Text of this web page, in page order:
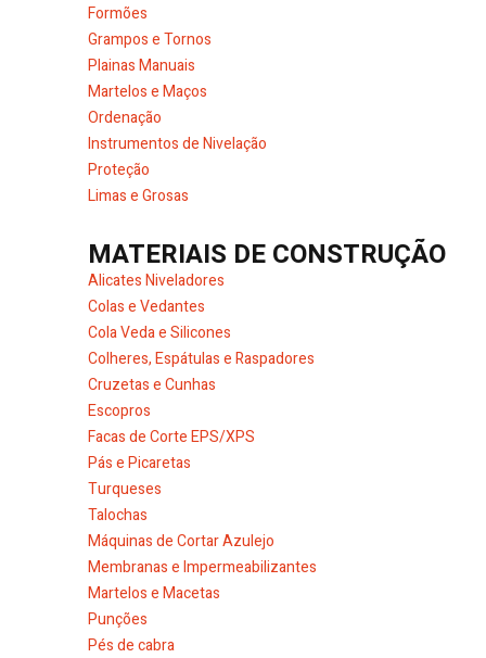
Formões
Grampos e Tornos
Plainas Manuais
Martelos e Maços
Ordenação
Instrumentos de Nivelação
Proteção
Limas e Grosas
MATERIAIS DE CONSTRUÇÃO
Alicates Niveladores
Colas e Vedantes
Cola Veda e Silicones
Colheres, Espátulas e Raspadores
Cruzetas e Cunhas
Escopros
Facas de Corte EPS/XPS
Pás e Picaretas
Turqueses
Talochas
Máquinas de Cortar Azulejo
Membranas e Impermeabilizantes
Martelos e Macetas
Punções
Pés de cabra